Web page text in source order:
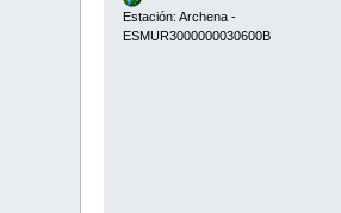
Estación: Archena -
ESMUR3000000030600B